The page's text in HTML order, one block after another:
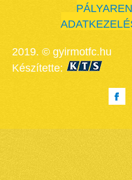
2019. © gyirmotfc.hu
Készítette: